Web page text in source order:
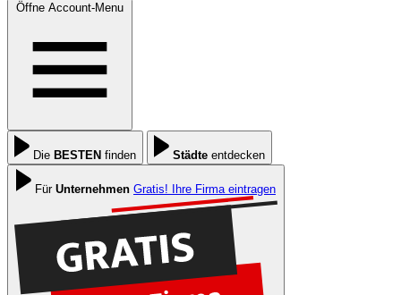
Öffne Account-Menu
Die BESTEN finden Städte entdecken
Für Unternehmen Gratis! Ihre Firma eintragen